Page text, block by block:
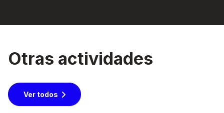
Otras actividades
Ver todos